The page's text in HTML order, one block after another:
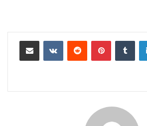
لينكدإن بينتيريست